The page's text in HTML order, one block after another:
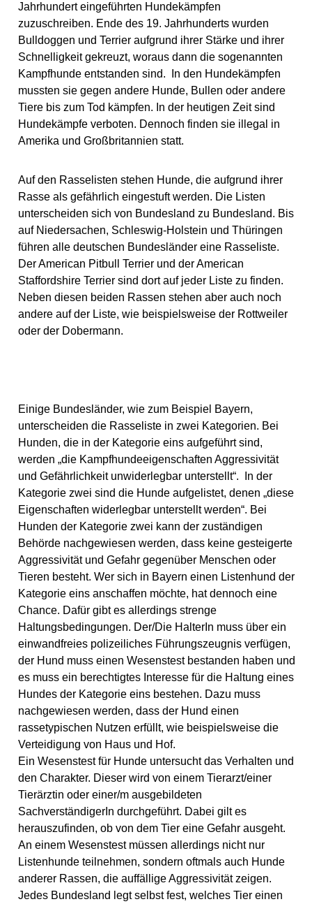
Jahrhundert eingeführten Hundekämpfen
zuzuschreiben. Ende des 19. Jahrhunderts wurden
Bulldoggen und Terrier aufgrund ihrer Stärke und ihrer
Schnelligkeit gekreuzt, woraus dann die sogenannten
Kampfhunde entstanden sind. In den Hundekämpfen
mussten sie gegen andere Hunde, Bullen oder andere
Tiere bis zum Tod kämpfen. In der heutigen Zeit sind
Hundekämpfe verboten. Dennoch finden sie illegal in
Amerika und Großbritannien statt.
Auf den Rasselisten stehen Hunde, die aufgrund ihrer
Rasse als gefährlich eingestuft werden. Die Listen
unterscheiden sich von Bundesland zu Bundesland. Bis
auf Niedersachen, Schleswig-Holstein und Thüringen
führen alle deutschen Bundesländer eine Rasseliste.
Der American Pitbull Terrier und der American
Staffordshire Terrier sind dort auf jeder Liste zu finden.
Neben diesen beiden Rassen stehen aber auch noch
andere auf der Liste, wie beispielsweise der Rottweiler
oder der Dobermann.
Einige Bundesländer, wie zum Beispiel Bayern,
unterscheiden die Rasseliste in zwei Kategorien. Bei
Hunden, die in der Kategorie eins aufgeführt sind,
werden „die Kampfhundeeigenschaften Aggressivität
und Gefährlichkeit unwiderlegbar unterstellt“. In der
Kategorie zwei sind die Hunde aufgelistet, denen „diese
Eigenschaften widerlegbar unterstellt werden“. Bei
Hunden der Kategorie zwei kann der zuständigen
Behörde nachgewiesen werden, dass keine gesteigerte
Aggressivität und Gefahr gegenüber Menschen oder
Tieren besteht. Wer sich in Bayern einen Listenhund der
Kategorie eins anschaffen möchte, hat dennoch eine
Chance. Dafür gibt es allerdings strenge
Haltungsbedingungen. Der/Die HalterIn muss über ein
einwandfreies polizeiliches Führungszeugnis verfügen,
der Hund muss einen Wesenstest bestanden haben und
es muss ein berechtigtes Interesse für die Haltung eines
Hundes der Kategorie eins bestehen. Dazu muss
nachgewiesen werden, dass der Hund einen
rassetypischen Nutzen erfüllt, wie beispielsweise die
Verteidigung von Haus und Hof.
Ein Wesenstest für Hunde untersucht das Verhalten und
den Charakter. Dieser wird von einem Tierarzt/einer
Tierärztin oder einer/m ausgebildeten
SachverständigerIn durchgeführt. Dabei gilt es
herauszufinden, ob von dem Tier eine Gefahr ausgeht.
An einem Wesenstest müssen allerdings nicht nur
Listenhunde teilnehmen, sondern oftmals auch Hunde
anderer Rassen, die auffällige Aggressivität zeigen.
Jedes Bundesland legt selbst fest, welches Tier einen